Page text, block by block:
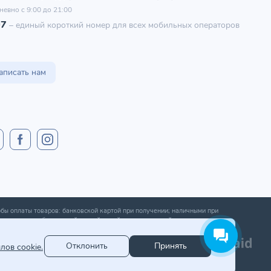
с 9:00 до 21:00
– единый короткий номер для всех мобильных операторов
нам
оплаты товаров: банковской картой при получении; наличными при
оплата банковской картой онлайн; оплата картой рассрочки.
cookie.
Отклонить Принять